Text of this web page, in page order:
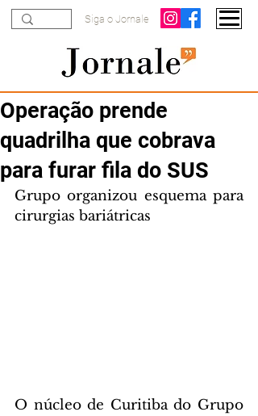
Siga o Jornale
Operação prende
quadrilha que cobrava
para furar fila do SUS
Grupo organizou esquema para
cirurgias bariátricas
O núcleo de Curitiba do Grupo